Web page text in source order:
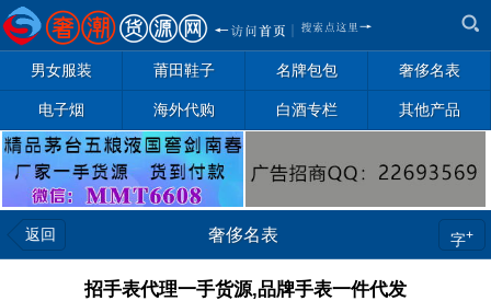
男女服装 莆田鞋子 名牌包包 奢侈名表
电子烟 海外代购 白酒专栏 其他产品
返回 奢侈名表 字+
招手表代理一手货源,品牌手表一件代发